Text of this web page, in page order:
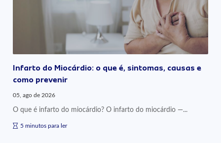
Infarto do Miocárdio: o que é, sintomas, causas e
como prevenir
05, ago de 2026
O que é infarto do miocárdio? O infarto do miocárdio —...
5 minutos para ler